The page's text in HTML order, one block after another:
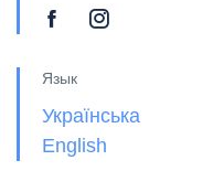
Язык
Українська
English